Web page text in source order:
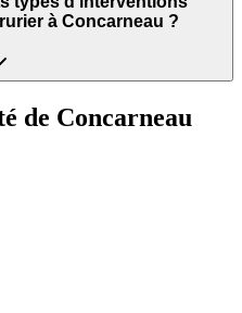
à Concarneau ?
de Concarneau